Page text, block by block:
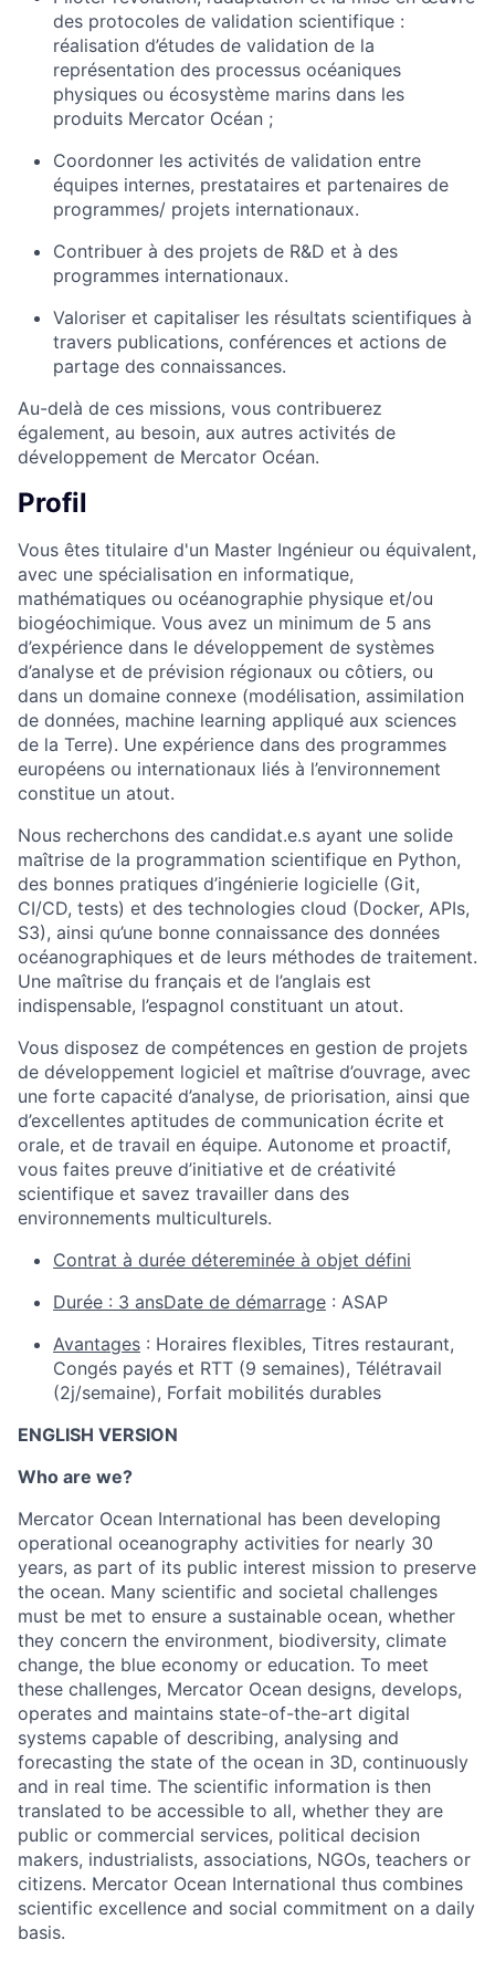
des protocoles de validation scientifique :
réalisation d’études de validation de la
représentation des processus océaniques
physiques ou écosystème marins dans les
produits Mercator Océan ;
Coordonner les activités de validation entre
équipes internes, prestataires et partenaires de
programmes/ projets internationaux.
Contribuer à des projets de R&D et à des
programmes internationaux.
Valoriser et capitaliser les résultats scientifiques à
travers publications, conférences et actions de
partage des connaissances.
Au-delà de ces missions, vous contribuerez
également, au besoin, aux autres activités de
développement de Mercator Océan.
Profil
Vous êtes titulaire d'un Master Ingénieur ou équivalent,
avec une spécialisation en informatique,
mathématiques ou océanographie physique et/ou
biogéochimique. Vous avez un minimum de 5 ans
d’expérience dans le développement de systèmes
d’analyse et de prévision régionaux ou côtiers, ou
dans un domaine connexe (modélisation, assimilation
de données, machine learning appliqué aux sciences
de la Terre). Une expérience dans des programmes
européens ou internationaux liés à l’environnement
constitue un atout.
Nous recherchons des candidat.e.s ayant une solide
maîtrise de la programmation scientifique en Python,
des bonnes pratiques d’ingénierie logicielle (Git,
CI/CD, tests) et des technologies cloud (Docker, APIs,
S3), ainsi qu’une bonne connaissance des données
océanographiques et de leurs méthodes de traitement.
Une maîtrise du français et de l’anglais est
indispensable, l’espagnol constituant un atout.
Vous disposez de compétences en gestion de projets
de développement logiciel et maîtrise d’ouvrage, avec
une forte capacité d’analyse, de priorisation, ainsi que
d’excellentes aptitudes de communication écrite et
orale, et de travail en équipe. Autonome et proactif,
vous faites preuve d’initiative et de créativité
scientifique et savez travailler dans des
environnements multiculturels.
Contrat à durée détereminée à objet défini
Durée : 3 ansDate de démarrage : ASAP
Avantages : Horaires flexibles, Titres restaurant,
Congés payés et RTT (9 semaines), Télétravail
(2j/semaine), Forfait mobilités durables
ENGLISH VERSION
Who are we?
Mercator Ocean International has been developing
operational oceanography activities for nearly 30
years, as part of its public interest mission to preserve
the ocean. Many scientific and societal challenges
must be met to ensure a sustainable ocean, whether
they concern the environment, biodiversity, climate
change, the blue economy or education. To meet
these challenges, Mercator Ocean designs, develops,
operates and maintains state-of-the-art digital
systems capable of describing, analysing and
forecasting the state of the ocean in 3D, continuously
and in real time. The scientific information is then
translated to be accessible to all, whether they are
public or commercial services, political decision
makers, industrialists, associations, NGOs, teachers or
citizens. Mercator Ocean International thus combines
scientific excellence and social commitment on a daily
basis.